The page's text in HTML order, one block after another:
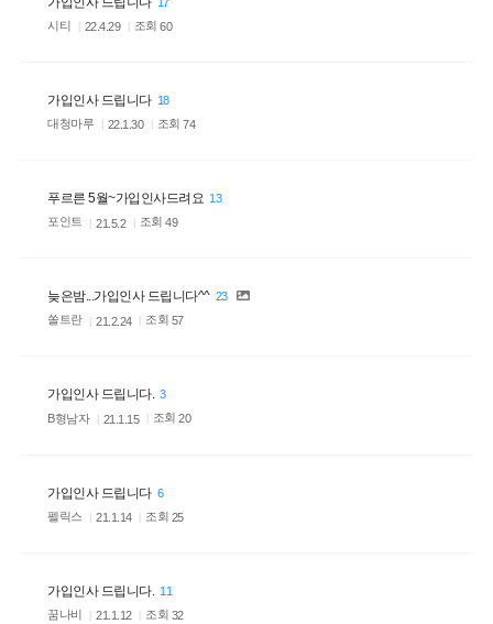
시티
22.4.29 조회60
가입인사 드립니다 18
대청마루
22.1.30 조회74
푸르른 5월~가입인사드려요 13
포인트
21.5.2 조회49
늦은밤...가입인사 드립니다^^ 23
쏠트란
21.2.24 조회 57
가입인사 드립니다. 3
B형남자
21.1.15 조회20
가입인사 드립니다 6
펠릭스
21.1.14 조회 25
가입인사 드립니다.
11
꿈나비
21.1.12 조회 32